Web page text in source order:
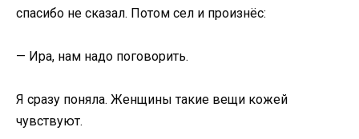
спасибо не сказал. Потом сел и произнёс:
— Ира, нам надо поговорить.
Я сразу поняла. Женщины такие вещи кожей
чувствуют.